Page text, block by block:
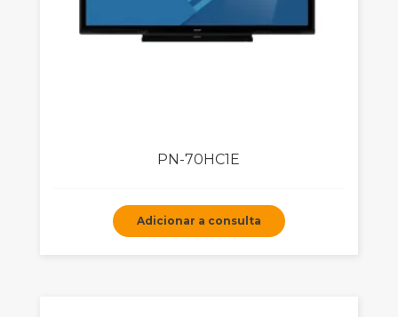
PN-70HC1E
Adicionar a consulta